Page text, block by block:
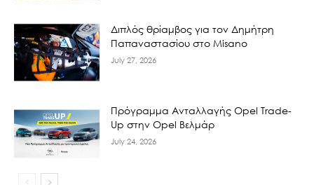
Διπλός θρίαμβος για τον Δημήτρη
Παπαναστασίου στο Misano
July 27, 2026
Πρόγραμμα Ανταλλαγής Opel Trade-
Up στην Opel Βελμάρ
July 24, 2026